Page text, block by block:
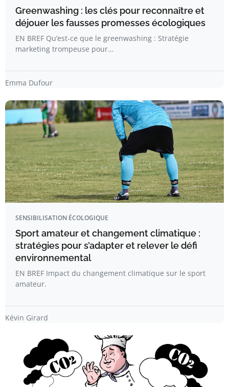
Greenwashing : les clés pour reconnaître et
déjouer les fausses promesses écologiques
EN BREF Qu’est-ce que le greenwashing : Stratégie
marketing trompeuse pour…
Emma Dufour
SENSIBILISATION ÉCOLOGIQUE
Sport amateur et changement climatique :
stratégies pour s’adapter et relever le défi
environnemental
EN BREF Impact du changement climatique sur le sport
amateur.
Kévin Girard